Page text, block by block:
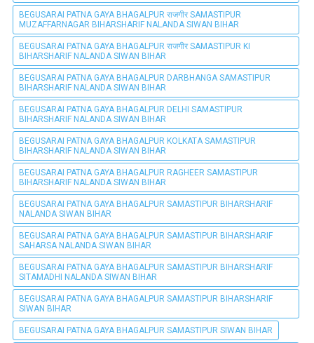
BEGUSARAI PATNA GAYA BHAGALPUR राजगीर SAMASTIPUR
MUZAFFARNAGAR BIHARSHARIF NALANDA SIWAN BIHAR
BEGUSARAI PATNA GAYA BHAGALPUR राजगीर SAMASTIPUR KI
BIHARSHARIF NALANDA SIWAN BIHAR
BEGUSARAI PATNA GAYA BHAGALPUR DARBHANGA SAMASTIPUR
BIHARSHARIF NALANDA SIWAN BIHAR
BEGUSARAI PATNA GAYA BHAGALPUR DELHI SAMASTIPUR
BIHARSHARIF NALANDA SIWAN BIHAR
BEGUSARAI PATNA GAYA BHAGALPUR KOLKATA SAMASTIPUR
BIHARSHARIF NALANDA SIWAN BIHAR
BEGUSARAI PATNA GAYA BHAGALPUR RAGHEER SAMASTIPUR
BIHARSHARIF NALANDA SIWAN BIHAR
BEGUSARAI PATNA GAYA BHAGALPUR SAMASTIPUR BIHARSHARIF
NALANDA SIWAN BIHAR
BEGUSARAI PATNA GAYA BHAGALPUR SAMASTIPUR BIHARSHARIF
SAHARSA NALANDA SIWAN BIHAR
BEGUSARAI PATNA GAYA BHAGALPUR SAMASTIPUR BIHARSHARIF
SITAMADHI NALANDA SIWAN BIHAR
BEGUSARAI PATNA GAYA BHAGALPUR SAMASTIPUR BIHARSHARIF
SIWAN BIHAR
BEGUSARAI PATNA GAYA BHAGALPUR SAMASTIPUR SIWAN BIHAR